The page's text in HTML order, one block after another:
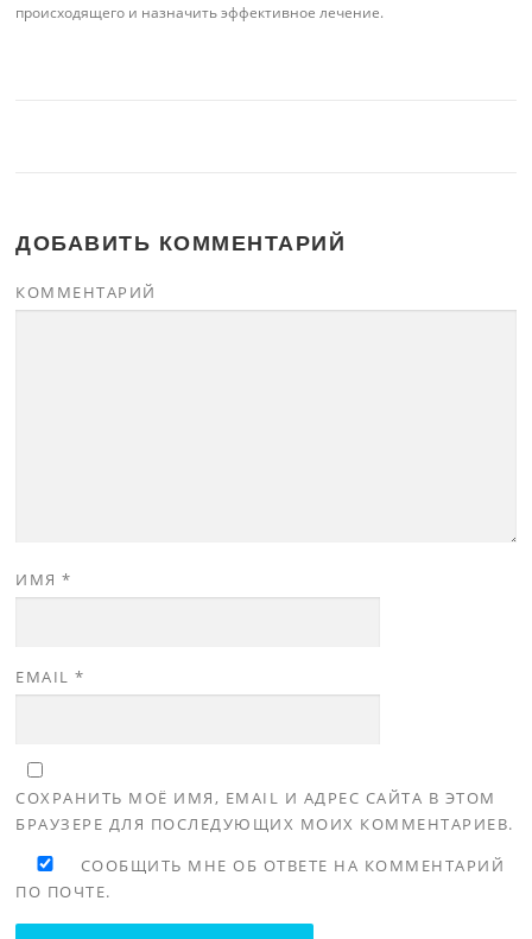
происходящего и назначить эффективное лечение.
ДОБАВИТЬ КОММЕНТАРИЙ
КОММЕНТАРИЙ
ИМЯ*
EMAIL*
СОХРАНИТЬ МОЁ ИМЯ, EMAIL И АДРЕС САЙТА В ЭТОМ
БРАУЗЕРЕ ДЛЯ ПОСЛЕДУЮЩИХ МОИХ КОММЕНТАРИЕВ.
СООБЩИТЬ МНЕ ОБ ОТВЕТЕ НА КОММЕНТАРИЙ
ПО ПОЧТЕ.